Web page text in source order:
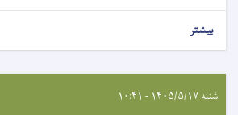
بیشتر
شنبه ۱۴۰۵/۵/۱۷ - ۱۰:۴۱